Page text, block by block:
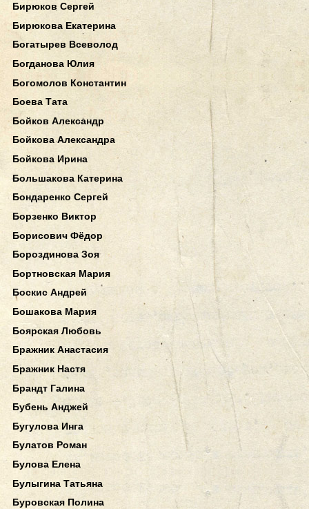
Бирюков Сергей
Бирюкова Екатерина
Богатырев Всеволод
Богданова Юлия
Богомолов Константин
Боева Тата
Бойков Александр
Бойкова Александра
Бойкова Ирина
Большакова Катерина
Бондаренко Сергей
Борзенко Виктор
Борисович Фёдор
Бороздинова Зоя
Бортновская Мария
Боскис Андрей
Бошакова Мария
Боярская Любовь
Бражник Анастасия
Бражник Настя
Брандт Галина
Бубень Анджей
Бугулова Инга
Булатов Роман
Булова Елена
Булыгина Татьяна
Буровская Полина